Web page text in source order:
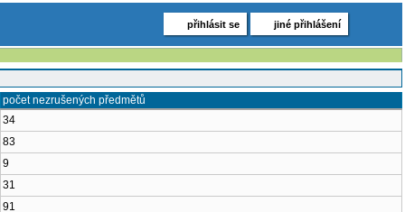
přihlásit se jiné přihlášení
počet nezrušených předmětů
34
83
9
31
91